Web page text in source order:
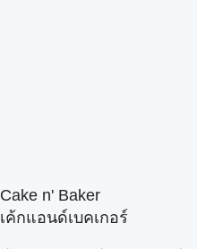
Cake n' Baker
เค้กแอนด์เบคเกอร์